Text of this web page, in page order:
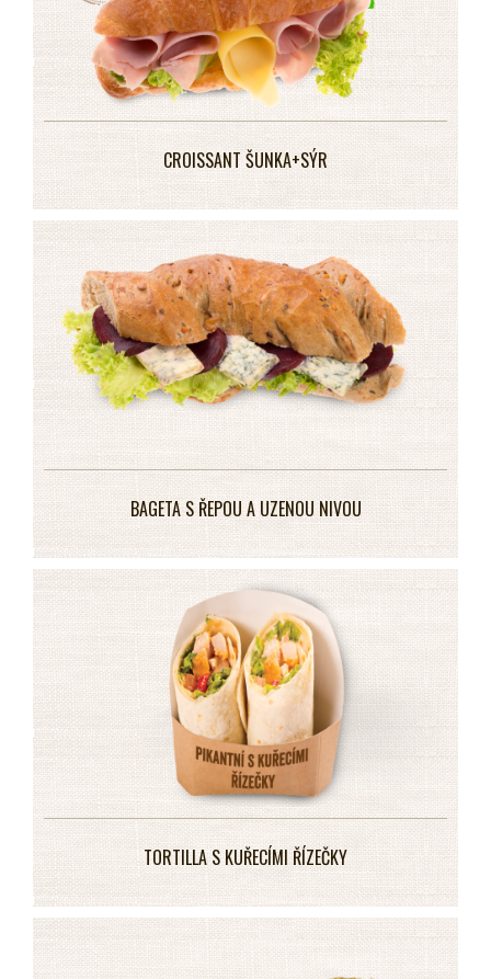
CROISSANT ŠUNKA+SÝR
BAGETA S ŘEPOU A UZENOU NIVOU
TORTILLA S KUŘECÍMI ŘÍZEČKY